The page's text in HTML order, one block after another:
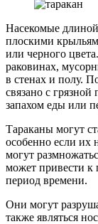
Насекомые
плоскими
или черного
раковинах,
в стенах и полу.
связано с грязной
запахом еды или
Тараканы могут
особенно если их
могут
может привести к
период времени.
Они могут
также являться